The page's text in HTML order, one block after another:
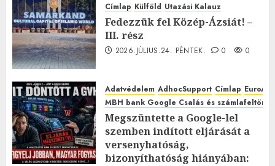
Címlap Külföld Utazási Kalauz
Fedezzük fel Közép-Ázsiát! –
III. rész
2026.JÚLIUS.24. PÉNTEK. 0 0
Adatvédelem AdhocSupport Címlap
MBH bank Google Csalás és
Megszüntette a Google-lel
szemben indított eljárását a
versenyhatóság,
bizonyíthatóság hiányában: